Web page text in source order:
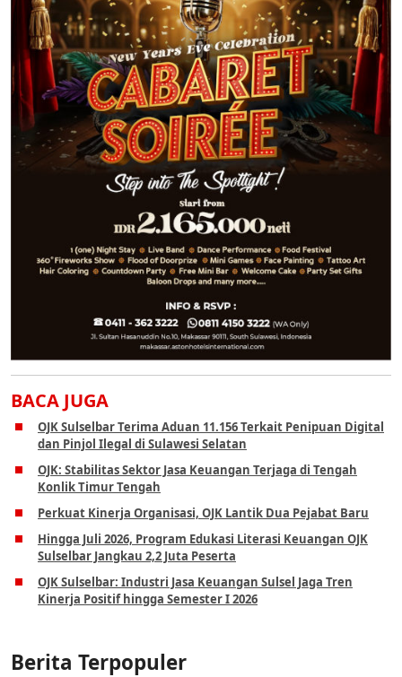
BACA JUGA
OJK Sulselbar Terima Aduan 11.156 Terkait Penipuan Digital
dan Pinjol Ilegal di Sulawesi Selatan
OJK: Stabilitas Sektor Jasa Keuangan Terjaga di Tengah
Konlik Timur Tengah
Perkuat Kinerja Organisasi, OJK Lantik Dua Pejabat Baru
Hingga Juli 2026, Program Edukasi Literasi Keuangan OJK
Sulselbar Jangkau 2,2 Juta Peserta
OJK Sulselbar: Industri Jasa Keuangan Sulsel Jaga Tren
Kinerja Positif hingga Semester I 2026
Berita Terpopuler